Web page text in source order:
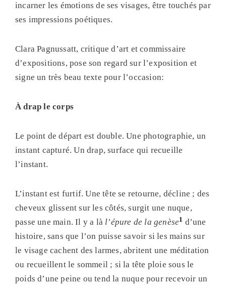
incarner les émotions de ses visages, être touchés par
ses impressions poétiques.
Clara Pagnussatt, critique d’art et commissaire
d’expositions, pose son regard sur l’exposition et
signe un très beau texte pour l’occasion:
À drap le corps
Le point de départ est double. Une photographie, un
instant capturé. Un drap, surface qui recueille
l’instant.
L’instant est furtif. Une tête se retourne, décline ; des
cheveux glissent sur les côtés, surgit une nuque,
passe une main. Il y a là l’épure de la genèse1 d’une
histoire, sans que l’on puisse savoir si les mains sur
le visage cachent des larmes, abritent une méditation
ou recueillent le sommeil ; si la tête ploie sous le
poids d’une peine ou tend la nuque pour recevoir un